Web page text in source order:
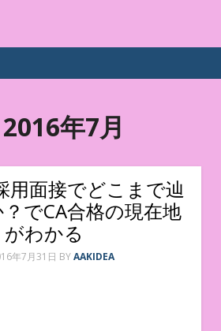
UPｽｸｰﾙ
2016年7月
用面接でどこまで辿
でCA合格の現在地
がわかる
年7月31日 BY AAKIDEA